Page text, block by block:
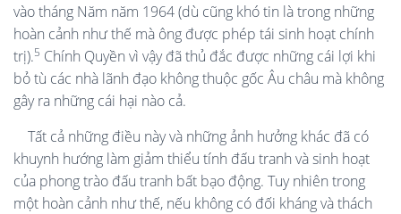
vào tháng Năm năm 1964 (dù cũng khó tin là trong những
hoàn cảnh như thế mà ông được phép tái sinh hoạt chính
trị).5 Chính Quyền vì vậy đã thủ đắc được những cái lợi khi
bỏ tù các nhà lãnh đạo không thuộc gốc Âu châu mà không
gây ra những cái hại nào cả.
Tất cả những điều này và những ảnh hưởng khác đã có
khuynh hướng làm giảm thiểu tính đấu tranh và sinh hoạt
của phong trào đấu tranh bất bạo động. Tuy nhiên trong
một hoàn cảnh như thế, nếu không có đối kháng và thách